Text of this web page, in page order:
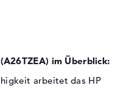
Laufwerk
im Überblick:
arbeitet das HP